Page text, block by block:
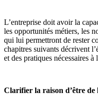
L’entreprise doit avoir la
les opportunités métiers, les
qui lui permettront de rester
chapitres suivants décrivent
et des pratiques nécessaires
Clarifier la raison d’être de